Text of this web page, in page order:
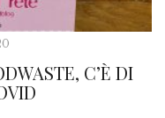
C’È DI